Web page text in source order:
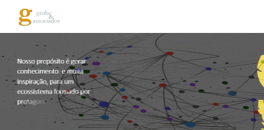
Skip to main content